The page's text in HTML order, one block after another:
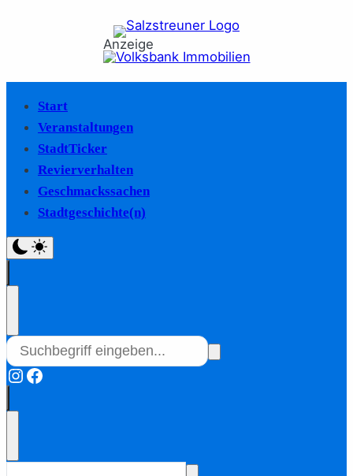
Anzeige
Start
Veranstaltungen
StadtTicker
Revierverhalten
Geschmackssachen
Stadtgeschichte(n)
Instagram
Facebook